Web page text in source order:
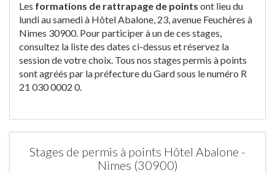
Les formations de rattrapage de points ont lieu du
lundi au samedi à Hôtel Abalone, 23, avenue Feuchères à
Nimes 30900. Pour participer à un de ces stages,
consultez la liste des dates ci-dessus et réservez la
session de votre choix. Tous nos stages permis à points
sont agréés par la préfecture du Gard sous le numéro R
21 030 0002 0.
Stages de permis à points Hôtel Abalone -
Nimes (30900)